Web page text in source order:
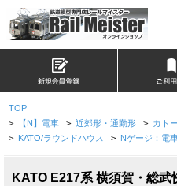
TOP
> 【N】電車 > 近郊形・通勤形 > カト
> KATO/ラウンドハウス > Nゲージ：電
KATO E217系 横須賀・総武